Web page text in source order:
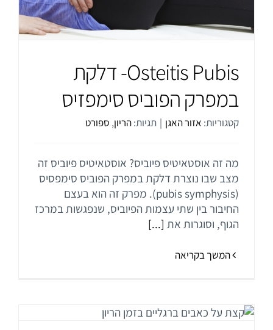
יצירת קשר
Osteitis Pubis- דלקת
במפרק הפוביס סימפזיס
קטגוריות: אזור האגן | תגיות:הריון, ספורט
מה זה אוסטאיטיס פיוביס? אוסטאיטיס פיוביס זה
מצב שבו נוצרת דלקת במפרק הפוביס סימפסיס
(pubis symphysis). מפרק זה הוא בעצם
החיבור בין שתי עצמות הפיוביס, שנפגשות במרכז
הגוף, וסוגרות את [...]
המשך בקריאה